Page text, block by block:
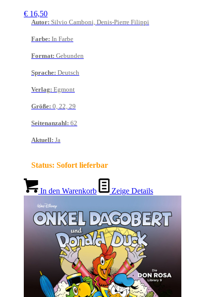
€ 16,50
Autor: Silvio Camboni, Denis-Pierre Filippi
Farbe: In Farbe
Format: Gebunden
Sprache: Deutsch
Verlag: Egmont
Größe: 0, 22, 29
Seitenanzahl: 62
Aktuell: Ja
Status: Sofort lieferbar
In den Warenkorb Zeige Details